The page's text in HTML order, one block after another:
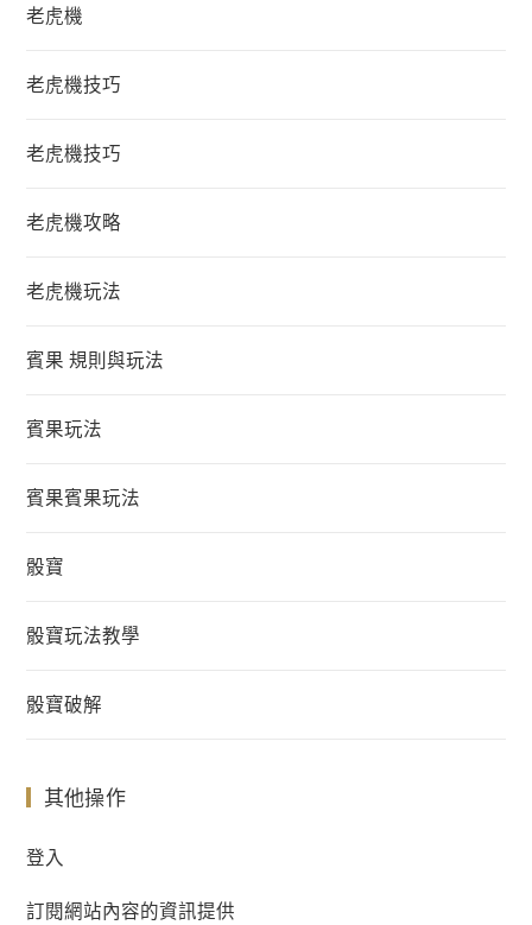
老虎機
老虎機技巧
老虎機技巧
老虎機攻略
老虎機玩法
賓果 規則與玩法
賓果玩法
賓果賓果玩法
骰寶
骰寶玩法教學
骰寶破解
其他操作
登入
訂閱網站內容的資訊提供